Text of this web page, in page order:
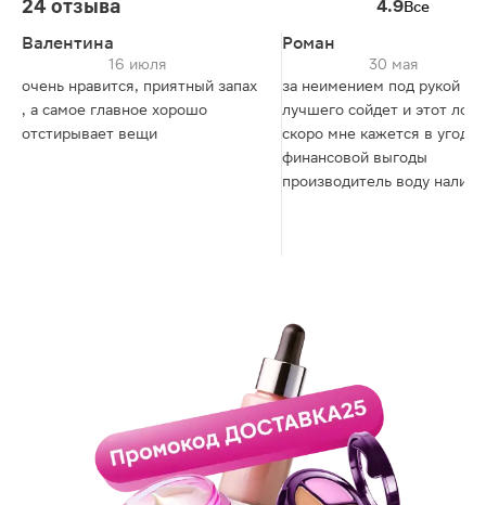
24 отзыва 4.9Все
Валентина
16 июля
очень нравится, приятный запах
, а самое главное хорошо
отстирывает вещи
Роман
30 мая
за неимением под рукой
лучшего сойдет и этот
скоро мне кажется в угоду
финансовой выгоды
производитель воду